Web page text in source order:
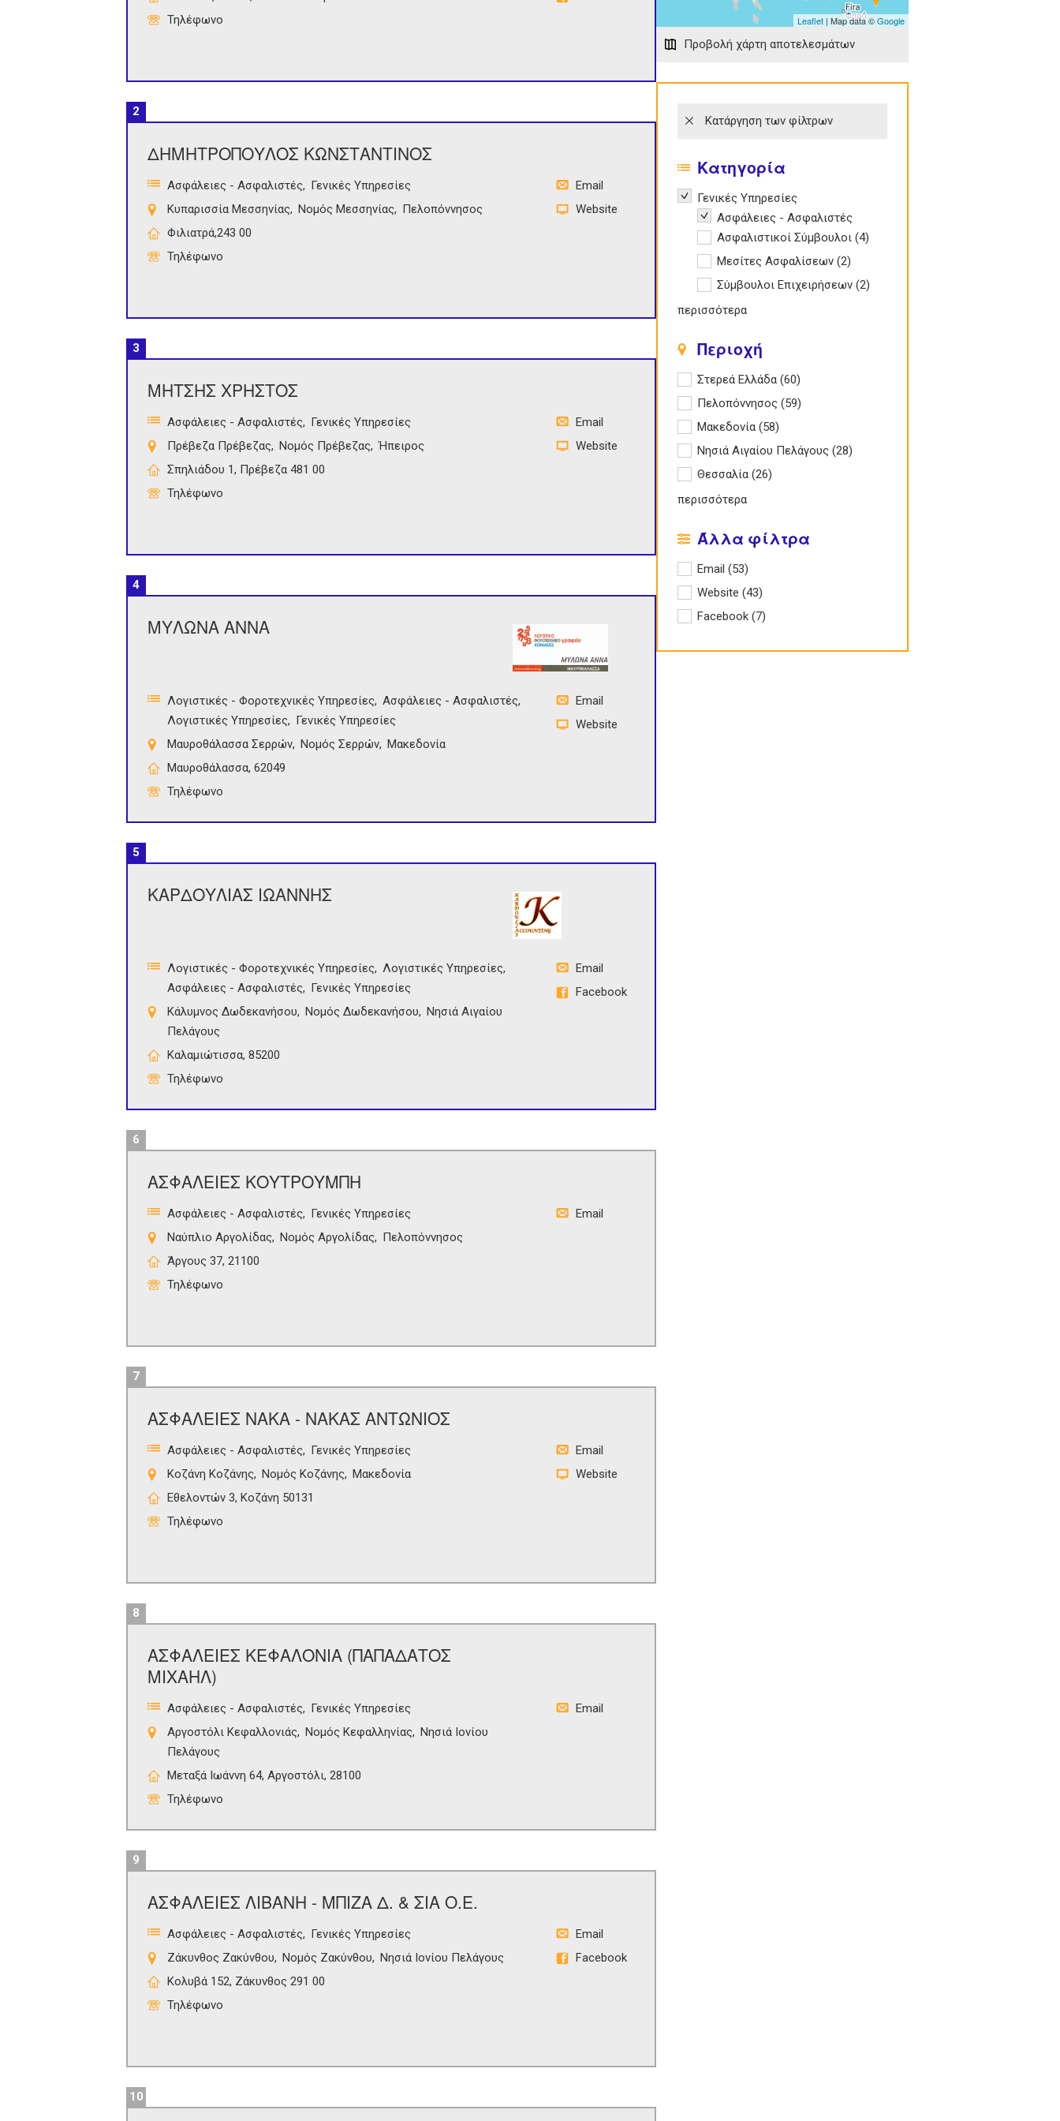
Τηλέφωνο
2
ΔΗΜΗΤΡΟΠΟΥΛΟΣ ΚΩΝΣΤΑΝΤΙΝΟΣ
Ασφάλειες - Ασφαλιστές
Γενικές Υπηρεσίες
Κυπαρισσία Μεσσηνίας
Νομός Μεσσηνίας
Πελοπόννησος
Φιλιατρά,243 00
Τηλέφωνο
Email
Website
3
ΜΗΤΣΗΣ ΧΡΗΣΤΟΣ
Ασφάλειες - Ασφαλιστές
Γενικές Υπηρεσίες
Πρέβεζα Πρέβεζας
Νομός Πρέβεζας
Ήπειρος
Σπηλιάδου 1, Πρέβεζα 481 00
Τηλέφωνο
Email
Website
4
ΜΥΛΩΝΑ ΑΝΝΑ
Λογιστικές - Φοροτεχνικές Υπηρεσίες
Ασφάλειες - Ασφαλιστές
Λογιστικές Υπηρεσίες
Γενικές Υπηρεσίες
Μαυροθάλασσα Σερρών Νομός Σερρών Μακεδονία
Μαυροθάλασσα, 62049
Τηλέφωνο
Email
Website
5
ΚΑΡΔΟΥΛΙΑΣ ΙΩΑΝΝΗΣ
Λογιστικές - Φοροτεχνικές Υπηρεσίες
Λογιστικές Υπηρεσίες
Ασφάλειες - Ασφαλιστές
Γενικές Υπηρεσίες
Κάλυμνος Δωδεκανήσου
Νομός Δωδεκανήσου
Νησιά Αιγαίου
Πελάγους
Καλαμιώτισσα, 85200
Τηλέφωνο
Email
Facebook
6
ΑΣΦΑΛΕΙΕΣ ΚΟΥΤΡΟΥΜΠΗ
Ασφάλειες - Ασφαλιστές
Γενικές Υπηρεσίες
Ναύπλιο Αργολίδας
Νομός Αργολίδας
Πελοπόννησος
Άργους 37, 21100
Τηλέφωνο
Email
7
ΑΣΦΑΛΕΙΕΣ ΝΑΚΑ - ΝΑΚΑΣ ΑΝΤΩΝΙΟΣ
Ασφάλειες - Ασφαλιστές
Γενικές Υπηρεσίες
Κοζάνη Κοζάνης
Νομός Κοζάνης
Μακεδονία
Εθελοντών 3, Κοζάνη 50131
Τηλέφωνο
Email
Website
8
ΑΣΦΑΛΕΙΕΣ ΚΕΦΑΛΟΝΙΑ (ΠΑΠΑΔΑΤΟΣ
ΜΙΧΑΗΛ)
Ασφάλειες - Ασφαλιστές
Γενικές Υπηρεσίες
Αργοστόλι Κεφαλλονιάς
Νομός Κεφαλληνίας
Νησιά Ιονίου
Πελάγους
Μεταξά Ιωάννη 64, Αργοστόλι, 28100
Τηλέφωνο
Email
9
ΑΣΦΑΛΕΙΕΣ ΛΙΒΑΝΗ - ΜΠΙΖΑ Δ. & ΣΙΑ Ο.Ε.
Ασφάλειες - Ασφαλιστές
Γενικές Υπηρεσίες
Ζάκυνθος Ζακύνθου
Νομός Ζακύνθου
Νησιά Ιονίου Πελάγους
Κολυβά 152, Ζάκυνθος 291 00
Τηλέφωνο
Email
Facebook
10
Leaflet | Map data ©Google
Προβολή χάρτη αποτελεσμάτων
Κατάργηση των φίλτρων
Κατηγορία
Remove Γενικές Υπηρεσίες filter
Γενικές Υπηρεσίες
Remove Ασφάλειες - Ασφαλιστές filter
Ασφάλειες - Ασφαλιστές
Apply Ασφαλιστικοί Σύμβουλοι filter
Ασφαλιστικοί Σύμβουλοι (4)
Apply Μεσίτες Ασφαλίσεων filter
Μεσίτες Ασφαλίσεων (2)
Ασφαλίσεων filter
Apply Σύμβουλοι Επιχειρήσεων filter
Σύμβουλοι Επιχειρήσεων (2)
περισσότερα
Περιοχή
Apply Στερεά Ελλάδα filter
Στερεά Ελλάδα (60)
Apply Πελοπόννησος filter
Πελοπόννησος (59)
Apply Μακεδονία filter
Μακεδονία (58)
Apply Νησιά Αιγαίου Πελάγους filter
Νησιά Αιγαίου Πελάγους (28)
Apply Θεσσαλία filter
Θεσσαλία (26)
περισσότερα
Άλλα φίλτρα
Apply Email filter
Email (53)
Apply Website filter
Website (43)
Apply Facebook filter
Facebook (7)